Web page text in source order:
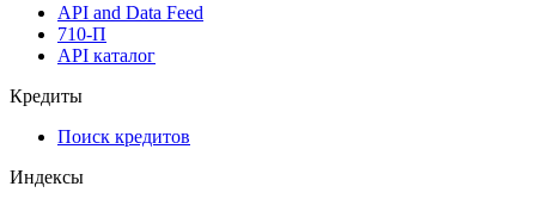
API and Data Feed
710-П
API каталог
Кредиты
Поиск кредитов
Индексы